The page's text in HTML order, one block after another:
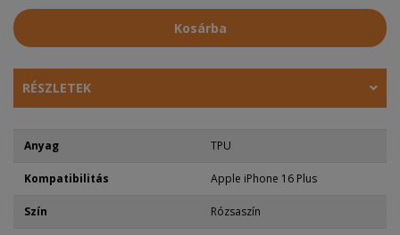
Kosárba
RÉSZLETEK
Anyag TPU
Kompatibilitás Apple iPhone 16 Plus
Szín Rózsaszín